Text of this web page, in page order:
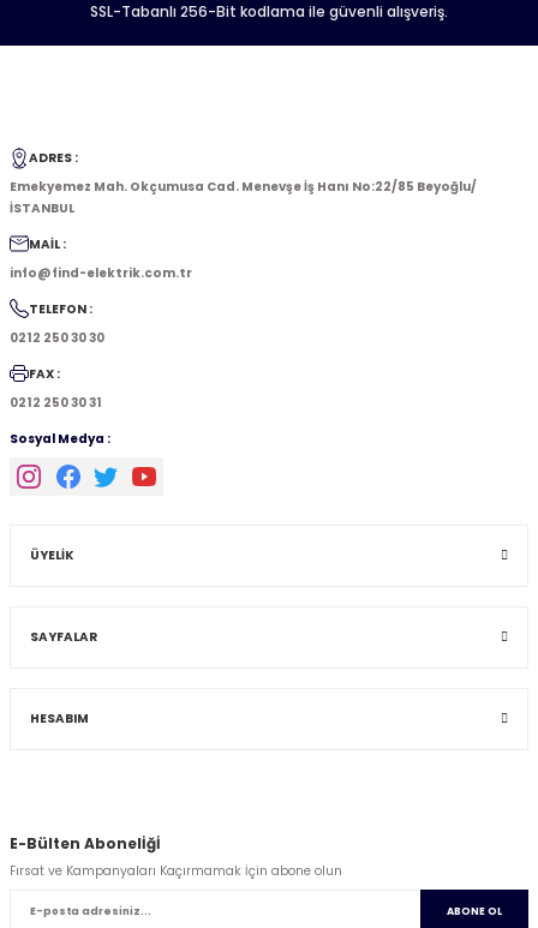
SSL-Tabanlı 256-Bit kodlama ile güvenli alışveriş.
ADRES :
Emekyemez Mah. Okçumusa Cad. Menevşe İş Hanı No:22/85 Beyoğlu/
İSTANBUL
MAİL :
info@find-elektrik.com.tr
TELEFON :
0212 250 30 30
FAX :
0212 250 30 31
Sosyal Medya :
ÜYELİK
SAYFALAR
HESABIM
E-Bülten Abonelİğİ
Fırsat ve Kampanyaları Kaçırmamak İçin abone olun
ABONE OL